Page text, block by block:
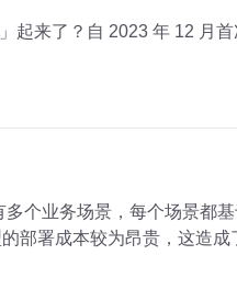
本较为昂贵，这造成了资源的